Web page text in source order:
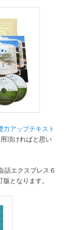
力アップテキスト
頂ければと思い
話エクスプレス６
となります。